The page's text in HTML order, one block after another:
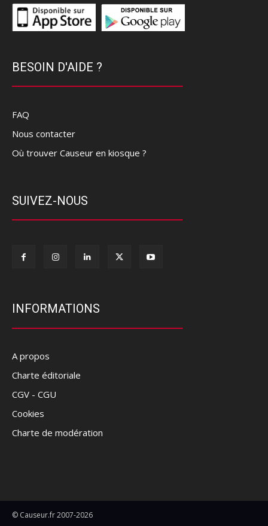
BESOIN D'AIDE ?
FAQ
Nous contacter
Où trouver Causeur en kiosque ?
SUIVEZ-NOUS
INFORMATIONS
A propos
Charte éditoriale
CGV - CGU
Cookies
Charte de modération
© Causeur.fr 2007-2026